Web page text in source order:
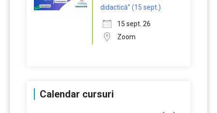
didactică” (15 sept.)
15 sept. 26
Zoom
Calendar cursuri